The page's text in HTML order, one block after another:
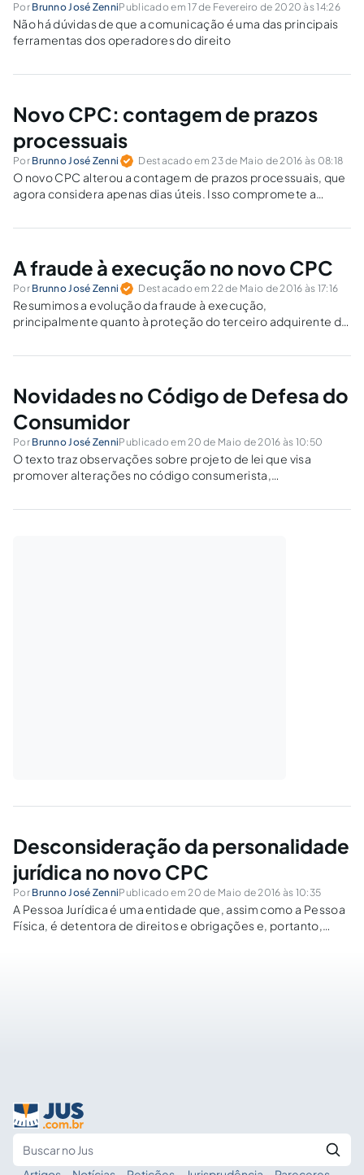
Por Brunno José ZenniPublicado em 17 de Fevereiro de 2020 às 14:26
Não há dúvidas de que a comunicação é uma das principais
ferramentas dos operadores do direito
Novo CPC: contagem de prazos
processuais
Por Brunno José Zenni Destacado em 23 de Maio de 2016 às 08:18
O novo CPC alterou a contagem de prazos processuais, que
agora considera apenas dias úteis. Isso compromete a
demais operadores do direito?
A fraude à execução no novo CPC
Por Brunno José Zenni Destacado em 22 de Maio de 2016 às 17:16
Resumimos a evolução da fraude à execução,
principalmente quanto à proteção do terceiro adquirente de
Novidades no Código de Defesa do
Consumidor
Por Brunno José ZenniPublicado em 20 de Maio de 2016 às 10:50
O texto traz observações sobre projeto de lei que visa
promover alterações no código consumerista,
Desconsideração da personalidade
jurídica no novo CPC
Por Brunno José ZenniPublicado em 20 de Maio de 2016 às 10:35
A Pessoa Jurídica é uma entidade que, assim como a Pessoa
Física, é detentora de direitos e obrigações e, portanto,